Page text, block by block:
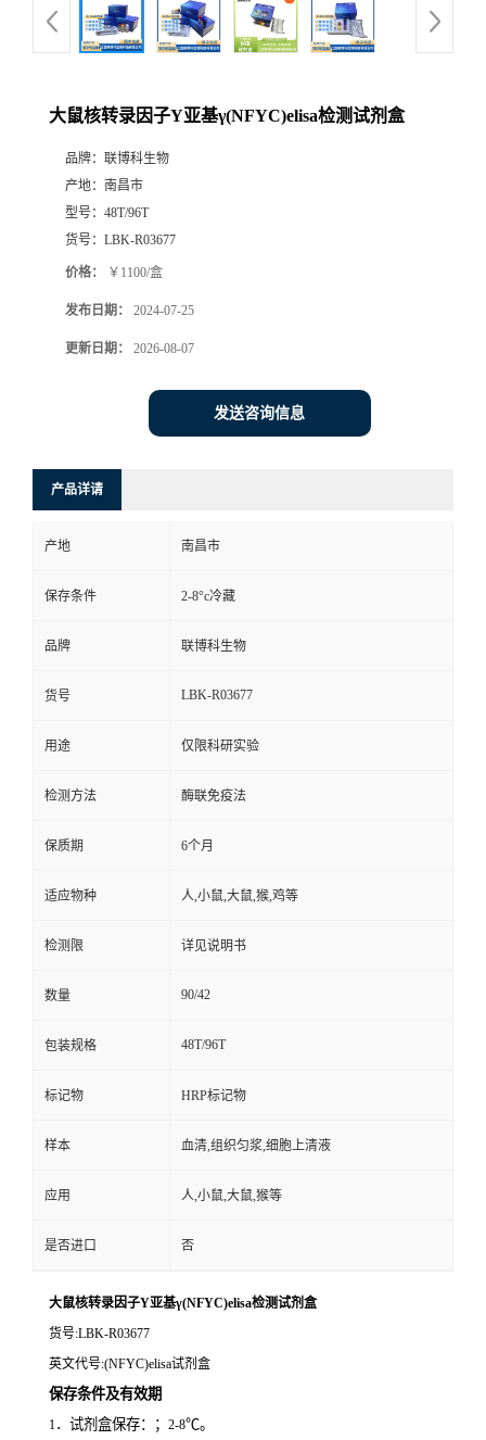
大鼠核转录因子Y亚基γ(NFYC)elisa检测试剂盒
品牌： 联博科生物
产地： 南昌市
型号： 48T/96T
货号： LBK-R03677
价格： ￥1100/盒
发布日期： 2024-07-25
更新日期： 2026-08-07
发送咨询信息
产品详请
产地 南昌市
保存条件 2-8°c冷藏
品牌 联博科生物
货号 LBK-R03677
用途 仅限科研实验
检测方法 酶联免疫法
保质期 6个月
适应物种 人,小鼠,大鼠,猴,鸡等
检测限 详见说明书
数量 90/42
包装规格 48T/96T
标记物 HRP标记物
样本 血清,组织匀浆,细胞上清液
应用 人,小鼠,大鼠,猴等
是否进口 否
大鼠核转录因子Y亚基γ(NFYC)elisa检测试剂盒
货号:LBK-R03677
英文代号:(NFYC)elisa试剂盒
保存条件及有效期
1．试剂盒保存：； 2-8℃。